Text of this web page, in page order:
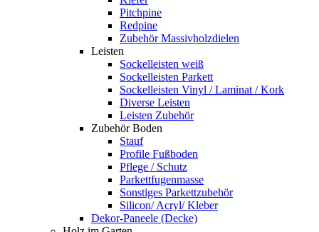
Pitchpine
Redpine
Zubehör Massivholzdielen
Leisten
Sockelleisten weiß
Sockelleisten Parkett
Sockelleisten Vinyl / Laminat / Kork
Diverse Leisten
Leisten Zubehör
Zubehör Boden
Stauf
Profile Fußboden
Pflege / Schutz
Parkettfugenmasse
Sonstiges Parkettzubehör
Silicon/ Acryl/ Kleber
Dekor-Paneele (Decke)